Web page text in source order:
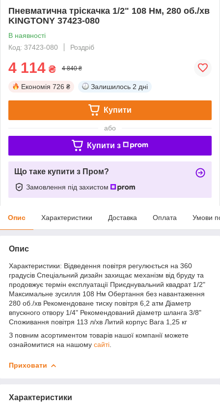
Пневматична тріскачка 1/2" 108 Нм, 280 об./хв
KINGTONY 37423-080
В наявності
Код: 37423-080
Роздріб
4 114 ₴ 4 840 ₴
Економія 726 ₴ Залишилось 2 дні
Купити
або
Купити з
Що таке купити з Пром?
Замовлення під захистом
Опис Характеристики Доставка Оплата Умови
Опис
Характеристики: Відведення повітря регулюється на 360
градусів Спеціальний дизайн захищає механізм від бруду та
продовжує термін експлуатації Приєднувальний квадрат 1/2"
Максимальне зусилля 108 Нм Обертання без навантаження
280 об./хв Рекомендоване тиску повітря 6,2 атм Діаметр
впускного отвору 1/4" Рекомендований діаметр шланга 3/8"
Споживання повітря 113 л/хв Литий корпус Вага 1,25 кг
З повним асортиментом товарів нашої компанії можете
ознайомитися на нашому сайті
Приховати
Характеристики